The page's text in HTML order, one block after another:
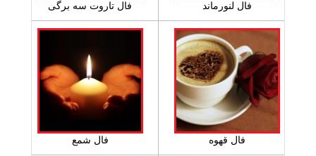
فال لنورماند فال تاروت سه برگی
فال قهوه فال شمع